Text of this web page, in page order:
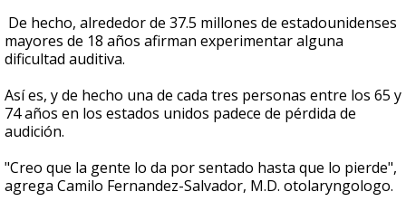
28
De hecho, alrededor de 37.5 millones de estadounidenses
mayores de 18 años afirman experimentar alguna
dificultad auditiva.
Así es, y de hecho una de cada tres personas entre los 65 y
74 años en los estados unidos padece de pérdida de
audición.
"Creo que la gente lo da por sentado hasta que lo pierde",
agrega Camilo Fernandez-Salvador, M.D. otolaryngologo.